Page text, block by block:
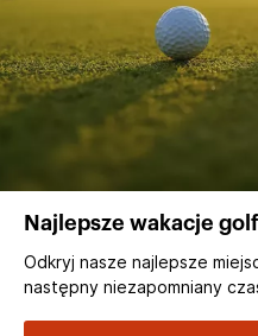
Najlepsze wakacje
Odkryj nasze najlepsze
następny niezapomniany